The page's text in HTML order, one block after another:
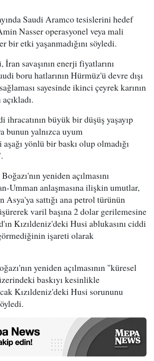
Saudi Aramco tesislerini hedef
Nasser operasyonel veya mali
bir etki yaşanmadığını söyledi.
İran savaşının enerji fiyatlarını
boru hatlarının Hürmüz'ü devre dışı
sayesinde ikinci çeyrek karının
ihracatının büyük bir düşüş yaşayıp
bunun yalnızca uyum
yönlü bir baskı olup olmadığı
yeniden açılmasını
Umman anlaşmasına ilişkin umutlar,
Asya'ya sattığı ana petrol türünün
varil başına 2 dolar gerilemesine
Kızıldeniz'deki Husi ablukasını ciddi
işareti olarak
yeniden açılmasının "küresel
baskıyı kesinlikle
Kızıldeniz'deki Husi sorununu